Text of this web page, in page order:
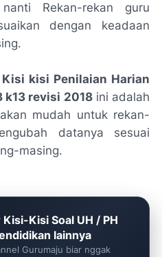
Rekan-rekan guru
dengan keadaan
Kisi kisi Penilaian Harian
k13 revisi 2018ini adalah
mudah untuk rekan-
datanya sesuai
masing.
Kisi Soal UH / PH
lainnya
Gurumaju biar nggak